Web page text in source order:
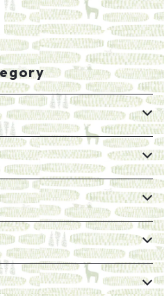
長く売り続けたい一冊